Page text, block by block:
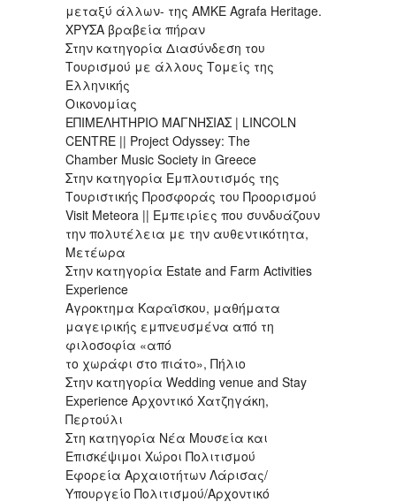
μεταξύ άλλων- της ΑΜΚΕ Agrafa Heritage.
ΧΡΥΣΑ βραβεία πήραν
Στην κατηγορία Διασύνδεση του
Τουρισμού με άλλους Τομείς της
Ελληνικής
Οικονομίας
ΕΠΙΜΕΛΗΤΗΡΙΟ ΜΑΓΝΗΣΙΑΣ | LINCOLN
CENTRE || Project Odyssey: The
Chamber Music Society in Greece
Στην κατηγορία Eμπλουτισμός της
Τουριστικής Προσφοράς του Προορισμού
Visit Meteora || Εμπειρίες που συνδυάζουν
την πολυτέλεια με την αυθεντικότητα,
Μετέωρα
Στην κατηγορία Estate and Farm Activities
Experience
Αγροκτημα Καραϊσκου, μαθήματα
μαγειρικής εμπνευσμένα από τη
φιλοσοφία «από
το χωράφι στο πιάτο», Πήλιο
Στην κατηγορία Wedding venue and Stay
Experience Αρχοντικό Χατζηγάκη,
Περτούλι
Στη κατηγορία Νέα Μουσεία και
Επισκέψιμοι Χώροι Πολιτισμού
Εφορεία Αρχαιοτήτων Λάρισας/
Υπουργείο Πολιτισμού/Αρχοντικό